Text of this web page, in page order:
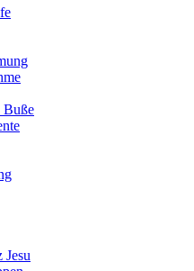
Buße